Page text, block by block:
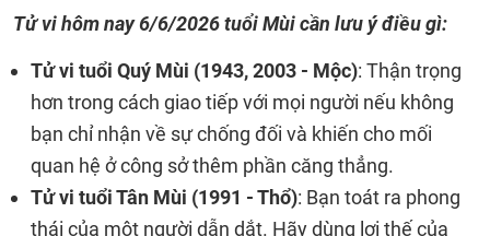
Tử vi hôm nay 6/6/2026 tuổi Mùi cần lưu ý điều gì:
Tử vi tuổi Quý Mùi (1943, 2003 - Mộc): Thận trọng
hơn trong cách giao tiếp với mọi người nếu không
bạn chỉ nhận về sự chống đối và khiến cho mối
quan hệ ở công sở thêm phần căng thẳng.
Tử vi tuổi Tân Mùi (1991 - Thổ): Bạn toát ra phong
thái của một người dẫn dắt. Hãy dùng lợi thế của